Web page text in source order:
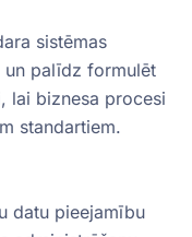
sistēmas
un palīdz formulēt
lai biznesa procesi
standartiem.
datu pieejamību